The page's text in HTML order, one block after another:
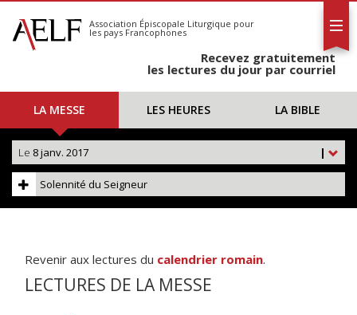
S'abonner
Calendrier
Association Épiscopale Liturgique pour
les pays Francophones
Recevez gratuitement
les lectures du jour par courriel
LA MESSE LES HEURES LA BIBLE
|
Le 8 janv. 2017
Solennité du Seigneur
Revenir aux lectures du calendrier romain.
LECTURES DE LA MESSE